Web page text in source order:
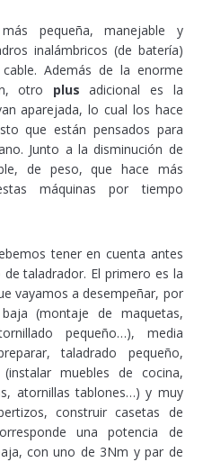
pequeña, manejable y
inalámbricos (de batería)
Además de la enorme
otro plus adicional es la
aparejada, lo cual los hace
que están pensados para
Junto a la disminución de
de peso, que hace más
máquinas por tiempo
tener en cuenta antes
taladrador. El primero es la
vayamos a desempeñar, por
(montaje de maquetas,
pequeño…), media
taladrado pequeño,
muebles de cocina,
atornillas tablones…) y muy
construir casetas de
una potencia de
con uno de 3Nm y par de